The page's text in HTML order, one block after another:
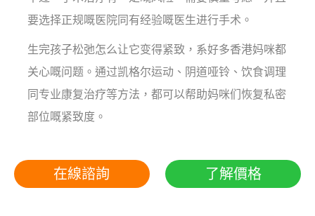
要选择正规嘅医院同有经验嘅医生进行手术。
生完孩子松弛怎么让它变得紧致，系好多香港妈咪都
关心嘅问题。通过凯格尔运动、阴道哑铃、饮食调理
同专业康复治疗等方法，都可以帮助妈咪们恢复私密
部位嘅紧致度。
在線諮詢 了解價格